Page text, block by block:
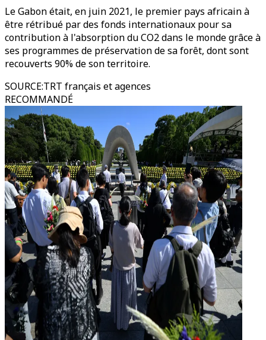
Le Gabon était, en juin 2021, le premier pays africain à
être rétribué par des fonds internationaux pour sa
contribution à l'absorption du CO2 dans le monde grâce à
ses programmes de préservation de sa forêt, dont sont
recouverts 90% de son territoire.
SOURCE:TRT français et agences
RECOMMANDÉ